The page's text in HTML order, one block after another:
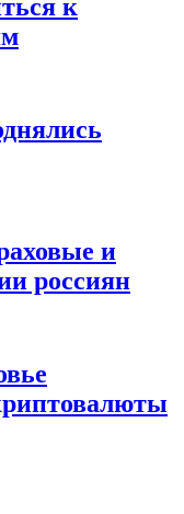
к
и
россиян